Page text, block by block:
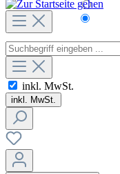
Čeština
inkl. MwSt.
inkl. MwSt.